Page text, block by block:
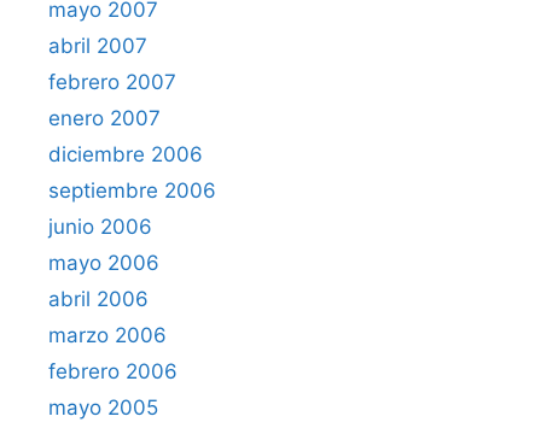
mayo 2007
abril 2007
febrero 2007
enero 2007
diciembre 2006
septiembre 2006
junio 2006
mayo 2006
abril 2006
marzo 2006
febrero 2006
mayo 2005